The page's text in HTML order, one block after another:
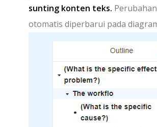
sunting konten teks.
otomatis diperbarui pada